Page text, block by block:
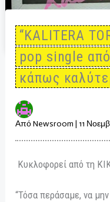
“KALITERA
pop single
κάπως
ΑπόNewsroom| 11
Κυκλοφορεί από τη
“Τόσα περάσαμε, να